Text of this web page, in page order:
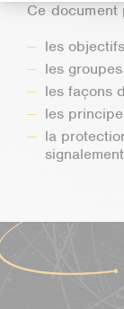
Ce document
les
les
les façons
les
la